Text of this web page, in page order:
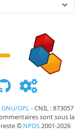
GNU/GPL- CNIL : 873057
sont sous la
© NPDS2001-2026